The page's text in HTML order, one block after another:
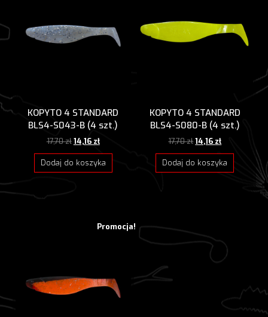
KOPYTO 4 STANDARD
BLS4-S043-B (4 szt.)
17,70złPierwotna
cena
wynosiła:
17,70 zł.
14,16 złAktualna
cena
wynosi:
14,16 zł.
Dodaj do koszyka
KOPYTO 4 STANDARD
BLS4-S080-B (4 szt.)
17,70złPierwotna
cena
wynosiła:
17,70 zł.
14,16 złAktualna
cena
wynosi:
14,16 zł.
Dodaj do koszyka
Promocja!